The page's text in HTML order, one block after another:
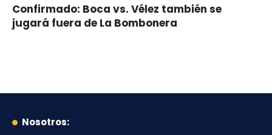
Confirmado: Boca vs. Vélez también se
jugará fuera de La Bombonera
Nosotros: